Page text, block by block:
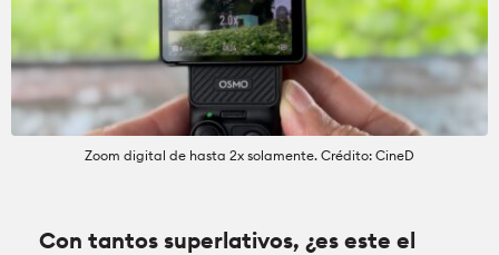
Zoom digital de hasta 2x solamente. Crédito: CineD
Con tantos superlativos, ¿es este el